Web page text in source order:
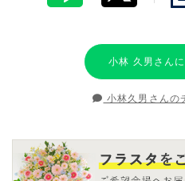
小林 久男さん
小林久男さんの